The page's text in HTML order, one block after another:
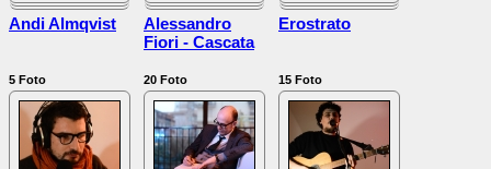
Andi Almqvist
5 Foto
Alessandro
Fiori - Cascata
20 Foto
Erostrato
15 Foto